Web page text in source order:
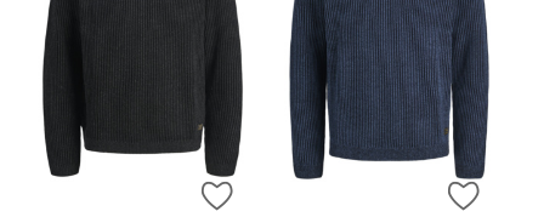
ZUR WUNSCHLISTE HINZUFÜGEN
ZUR